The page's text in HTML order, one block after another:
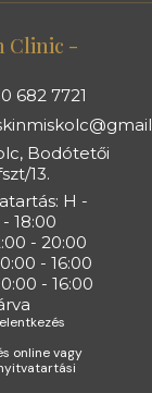
Clinic -
682 7721
Bodótetői
13.
H -
18:00
- 20:00
- 16:00
- 16:00
online vagy